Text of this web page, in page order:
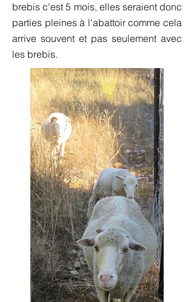
brebis c'est 5 mois, elles seraient donc
parties pleines à l'abattoir comme cela
arrive souvent et pas seulement avec
les brebis.